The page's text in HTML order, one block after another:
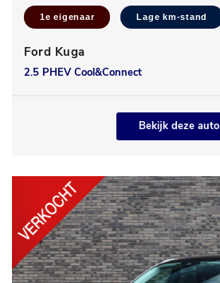
1e eigenaar Lage km-stand
Ford Kuga
2.5 PHEV Cool&Connect
Bekijk deze auto